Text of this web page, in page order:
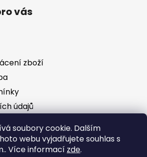
soubory cookie. Dalším
webu vyjadřujete souhlas s
Více informací zde.
vás
zboží
údajů